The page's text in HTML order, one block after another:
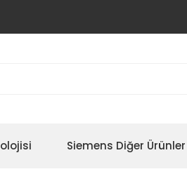
Siemens Diğer Ürünler